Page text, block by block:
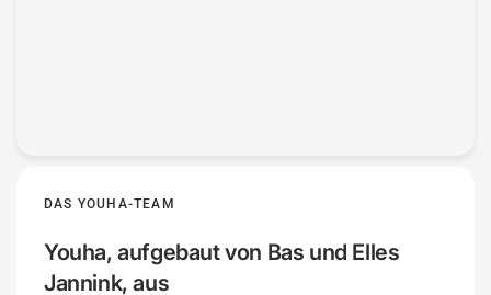
DAS YOUHA-TEAM
Youha, aufgebaut von Bas und Elles
Jannink, aus